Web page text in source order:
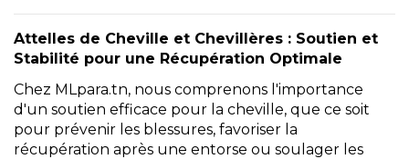
Attelles de Cheville et Chevillères : Soutien et
Stabilité pour une Récupération Optimale
Chez MLpara.tn, nous comprenons l'importance
d'un soutien efficace pour la cheville, que ce soit
pour prévenir les blessures, favoriser la
récupération après une entorse ou soulager les